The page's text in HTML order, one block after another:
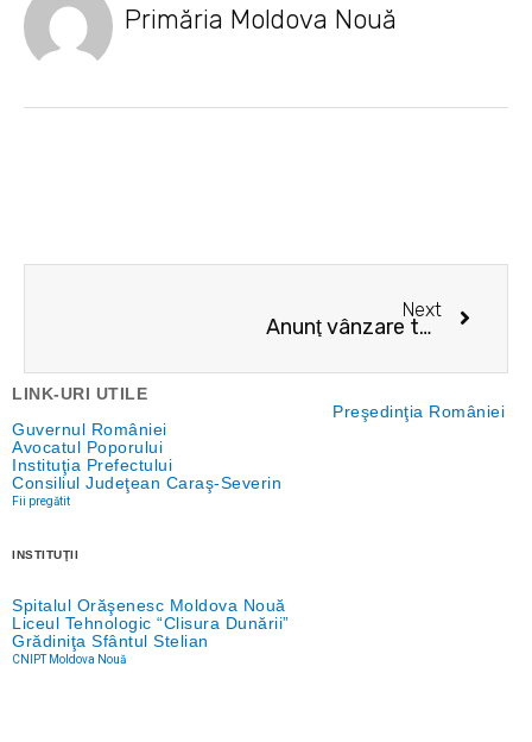
Primăria Moldova Nouă
Next
Anunţ vânzare teren agricol – Legea 17/2014
Next
LINK-URI UTILE
Preşedinţia României
Guvernul României
Avocatul Poporului
Instituţia Prefectului
Consiliul Judeţean Caraş-Severin
Fii pregătit
INSTITUŢII
Spitalul Orăşenesc Moldova Nouă
Liceul Tehnologic “Clisura Dunării”
Grădiniţa Sfântul Stelian
CNIPT Moldova Nouă